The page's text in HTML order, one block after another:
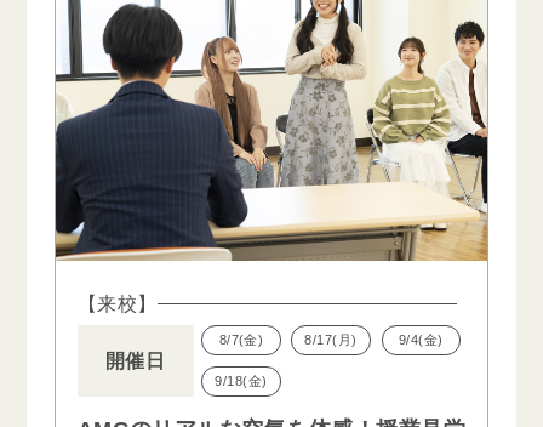
【来校】
開催日
8/7(金) 8/17(月) 9/4(金)
9/18(金)